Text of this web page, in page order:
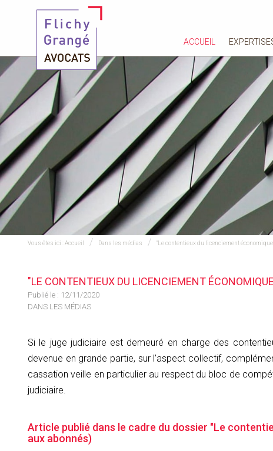
ACCUEIL
Vous êtes ici :Accueil Dans les médias "Le contentieux du licenciement
"LE CONTENTIEUX DU LICENCIEMENT
Publié le : 12/11/2020
DANS LES MÉDIAS
Si le juge judiciaire est demeuré en charge des
devenue en grande partie, sur l’aspect collectif,
cassation veille en particulier au respect du bloc de
judiciaire.
Article publié dans le cadre du dossier "Le
aux abonnés)